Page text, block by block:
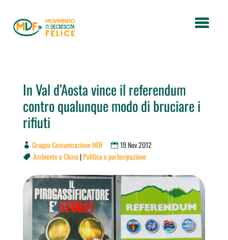
In Val d’Aosta vince il referendum
contro qualunque modo di bruciare i
rifiuti
Gruppo Comunicazione MDF 19 Nov 2012
 Ambiente e Clima |Politica e partecipazione